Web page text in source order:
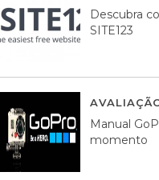
Descubra
SITE123
Manual
momento